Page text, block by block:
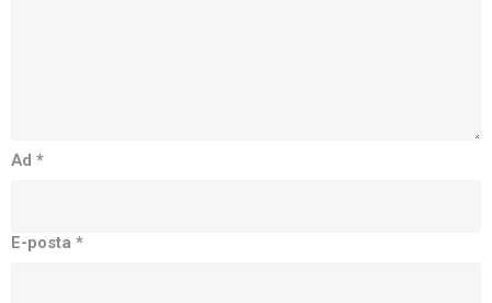
Ad *
E-posta *